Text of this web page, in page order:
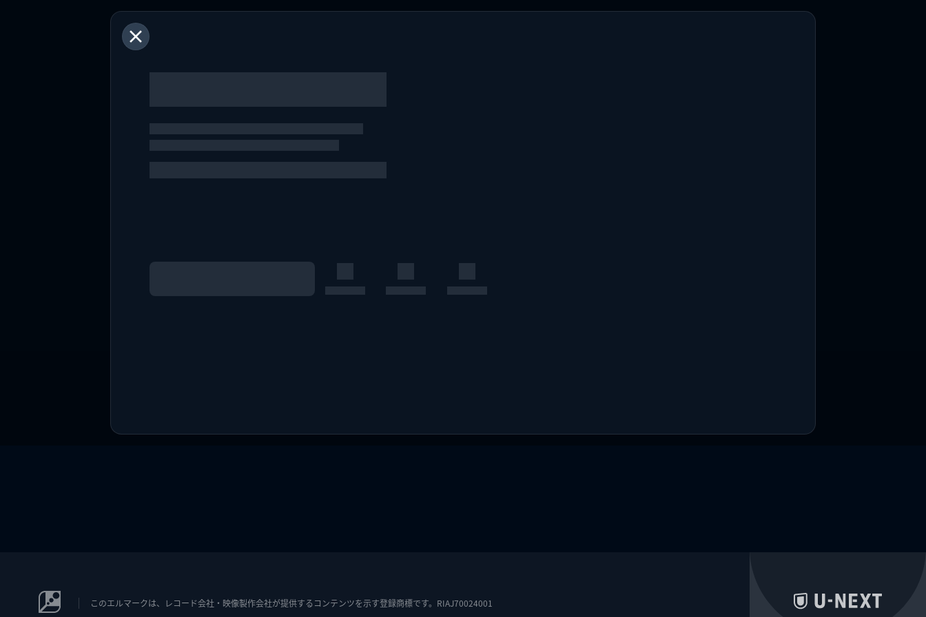
このエルマークは、レコード会社・映像製作会社が提供するコンテンツを示す登録商標です。RIAJ70024001